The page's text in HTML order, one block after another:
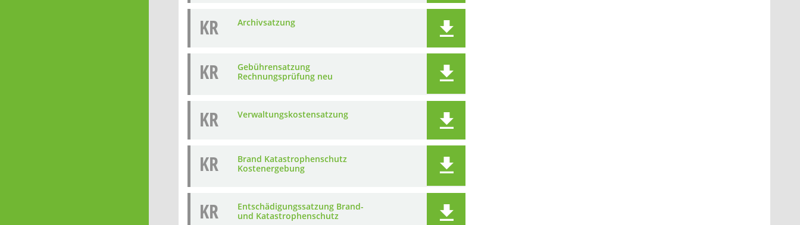
KR Archivsatzung
KR
Gebührensatzung
Rechnungsprüfung neu
KR Verwaltungskostensatzung
KR
Brand Katastrophenschutz
Kostenergebung
KR
Entschädigungssatzung Brand-
und Katastrophenschutz